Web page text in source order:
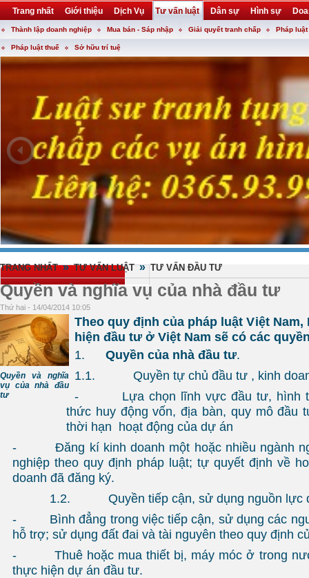
Trang nhất Giới thiệu Dịch Vụ Tư vấn luật Dân sự Hình sự
Khuyến mại Liên hệ forum utility
Thành lập doanh nghiệp Mua bán - Sáp nhập Giải quyết tranh chấp Pháp
Pháp luật thuế Sở hữu trí tuệ
TRANG NHẤT » TƯ VẤN LUẬT » TƯ VẤN ĐẦU TƯ
Quyền và nghĩa vụ của nhà đầu tư
Thứ hai - 14/04/2014 10:05
Quyền và nghĩa
vụ của nhà đầu
tư
Theo quy định của pháp luật Việt
hiện đầu tư ở Việt Nam sẽ có các
1. Quyền của nhà đầu tư.
1.1. Quyền tự chủ đầu tư , kinh
- Lựa chọn lĩnh vực đầu tư, hình
thức huy động vốn, địa bàn, quy mô
thời hạn hoạt động của dự án
- Đăng kí kinh doanh một hoặc nhiều ngành
nghiệp theo quy định pháp luật; tự quyết định về
doanh đã đăng ký.
1.2. Quyền tiếp cận, sử dụng nguồn lực
- Bình đẳng trong việc tiếp cận, sử dụng các
hỗ trợ; sử dụng đất đai và tài nguyên theo quy định
- Thuê hoặc mua thiết bị, máy móc ở trong
thực hiện dự án đầu tư.